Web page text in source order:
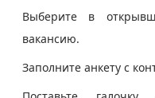
Выберите в
вакансию.
Заполните анкету с